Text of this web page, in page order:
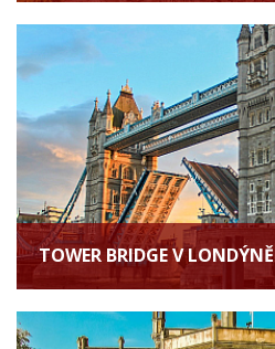
TOWER BRIDGE V LONDÝNĚ